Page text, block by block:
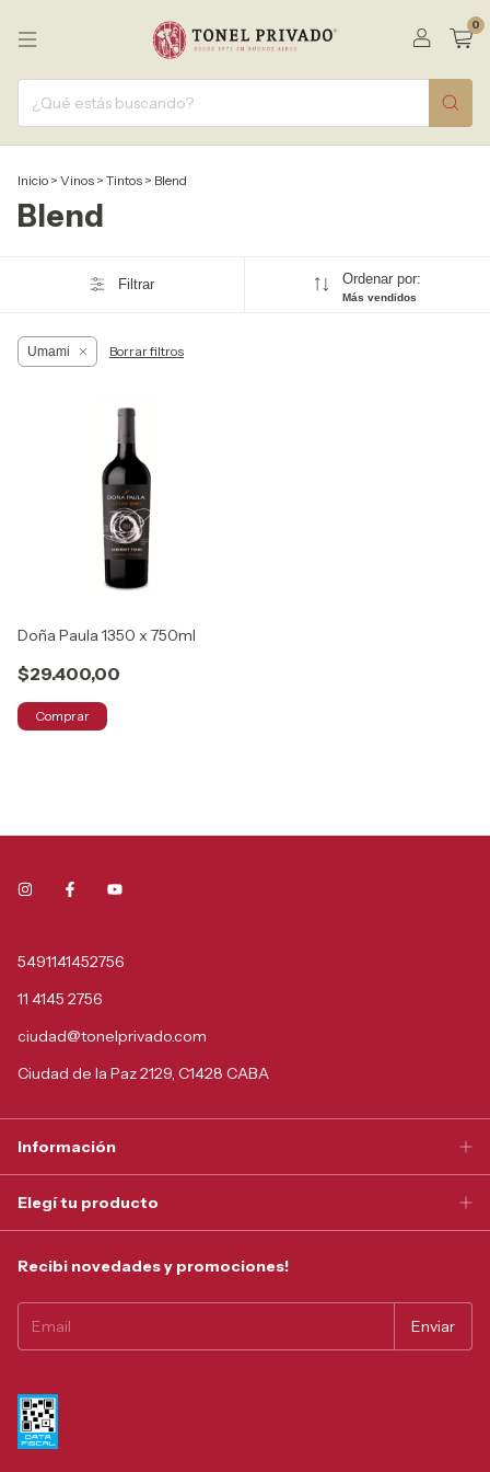
0
Inicio > Vinos > Tintos > Blend
Blend
Filtrar Ordenar por:
Más vendidos
Umami Borrar filtros
Doña Paula 1350 x 750ml
$29.400,00
Comprar
5491141452756
11 4145 2756
ciudad@tonelprivado.com
Ciudad de la Paz 2129, C1428 CABA
Información
Elegí tu producto
Recibi novedades y promociones!